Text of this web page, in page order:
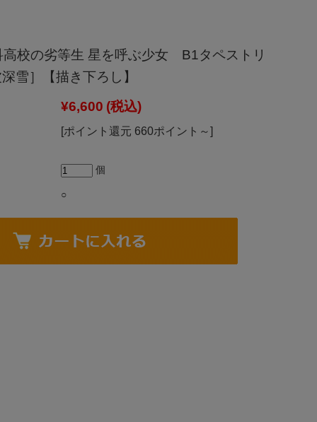
高校の劣等生 星を呼ぶ少女 B1タペストリ
雪］【描き下ろし】
¥6,600 (税込)
[ポイント還元 660ポイント～]
個
○